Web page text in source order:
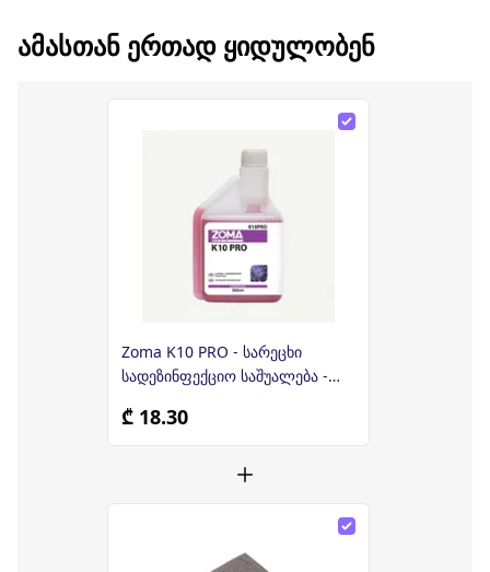
ᲐᲛᲐᲡᲗᲐᲜ ᲔᲠᲗᲐᲓ ᲧᲘᲓᲣᲚᲝᲑᲔᲜ
Zoma K10 PRO - სარეცხი
სადეზინფექციო საშუალება -
₾ 18.30